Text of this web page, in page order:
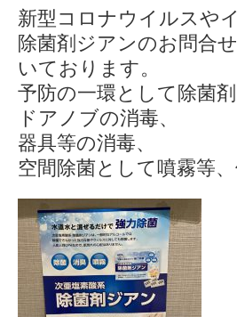
新型コロナウイルスや
除菌剤ジアンのお問合
いております。
予防の一環として除菌
ドアノブの消毒、
器具等の消毒、
空間除菌として噴霧等